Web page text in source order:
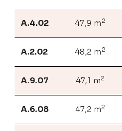
A.4.02 47,9 m 2
A.2.02 48,2 m 2
A.9.07 47,1 m2
A.6.08 47,2 m2